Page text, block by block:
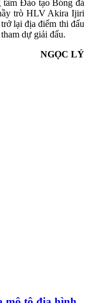
Đào tạo Bóng đá
trò HLV Akira Ijiri
lại địa điểm thi đấu
dự giải đấu.
NGỌC LÝ